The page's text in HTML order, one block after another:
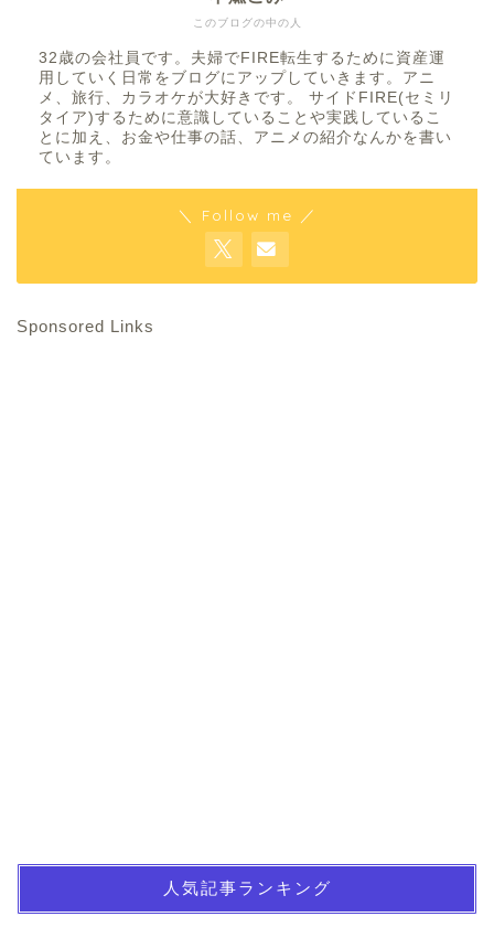
このブログの中の人
32歳の会社員です。夫婦でFIRE転生するために資産運
用していく日常をブログにアップしていきます。アニ
メ、旅行、カラオケが大好きです。 サイドFIRE(セミリ
タイア)するために意識していることや実践しているこ
とに加え、お金や仕事の話、アニメの紹介なんかを書い
ています。
＼ Follow me ／
Sponsored Links
人気記事ランキング